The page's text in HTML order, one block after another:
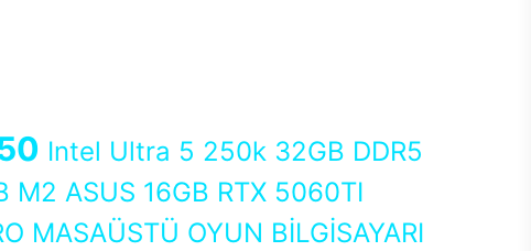
Intel Ultra 5 250k 32GB DDR5
M2 ASUS 16GB RTX 5060TI
MASAÜSTÜ OYUN BİLGİSAYARI